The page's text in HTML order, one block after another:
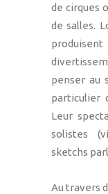
de cirques
de salles.
penser au
particulier
Leur
solistes
sketchs
Au travers